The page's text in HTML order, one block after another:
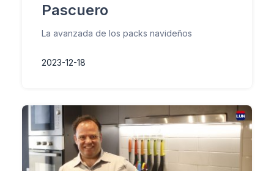
Pascuero
La avanzada de los packs navideños
2023-12-18